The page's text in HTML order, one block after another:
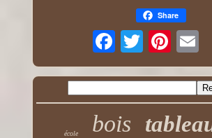
Share
école bois